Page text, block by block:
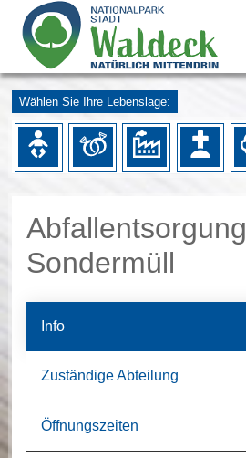
Wählen Sie Ihre Lebenslage:
Abfallentsorgung
Sondermüll
Info
Zuständige Abteilung
Öffnungszeiten